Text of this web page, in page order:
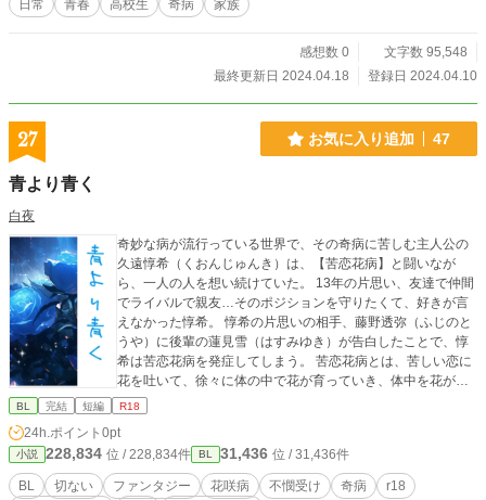
日常 青春 高校生 奇病 家族
感想数 0
文字数 95,548
最終更新日 2024.04.18
登録日 2024.04.10
27 お気に入り追加 47
青より青く
白夜
奇妙な病が流行っている世界で、その奇病に苦しむ主人公の
久遠惇希（くおんじゅんき）は、【苦恋花病】と闘いなが
ら、一人の人を想い続けていた。 13年の片思い、友達で仲間
でライバルで親友…そのポジションを守りたくて、好きが言
えなかった惇希。 惇希の片思いの相手、藤野透弥（ふじのと
うや）に後輩の蓮見雪（はすみゆき）が告白したことで、惇
希は苦恋花病を発症してしまう。 苦恋花病とは、苦しい恋に
花を吐いて、徐々に体の中で花が育っていき、体中を花が蝕
んでいく奇病である。この病を治すには、片思いの恋を実ら
希の恋の行方は？
BL 完結 短編 R18
24h.ポイント 0pt
小説 228,834 位 / 228,834件 BL 31,436 位 / 31,436件
BL 切ない ファンタジー 花咲病 不憫受け 奇病
r18